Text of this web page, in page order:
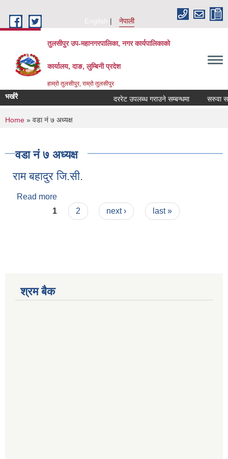
English
नेपाली
तुलसीपुर उप-महानगरपालिका, नगर कार्यपालिकाको
कार्यालय, दाङ, लुम्बिनी प्रदेश
हाम्रो तुलसीपुर, राम्रो तुलसीपुर
भर्खरै दररेट उपलब्ध गराउने सम्बन्धमा सरुवा
You are here
Home » वडा नं ७ अध्यक्ष
वडा नं ७ अध्यक्ष
राम बहादुर जि‍.सी.
Read more
Pages
1 2 next › last »
श्रम बैक